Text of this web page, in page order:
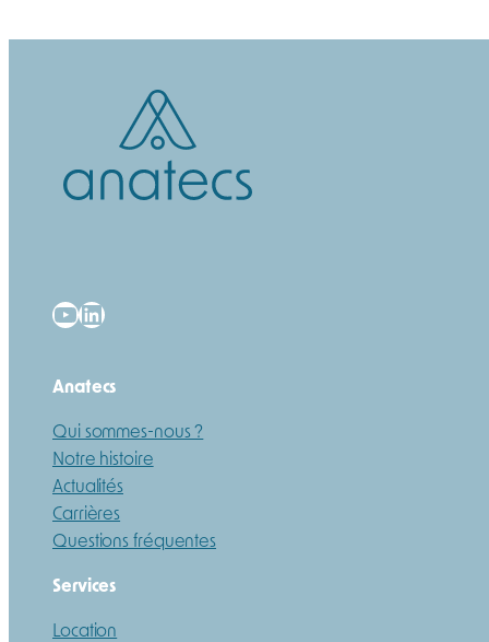
YouTube
LinkedIn
Anatecs
Qui sommes-nous ?
Notre histoire
Actualités
Carrières
Questions fréquentes
Services
Location